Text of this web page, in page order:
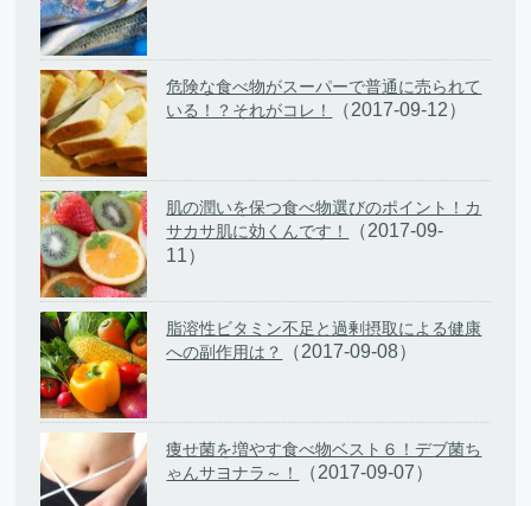
危険な食べ物がスーパーで普通に売られて
いる！？それがコレ！
（2017-09-12）
肌の潤いを保つ食べ物選びのポイント！カ
サカサ肌に効くんです！
（2017-09-
11）
脂溶性ビタミン不足と過剰摂取による健康
への副作用は？
（2017-09-08）
痩せ菌を増やす食べ物ベスト６！デブ菌ち
ゃんサヨナラ～！
（2017-09-07）